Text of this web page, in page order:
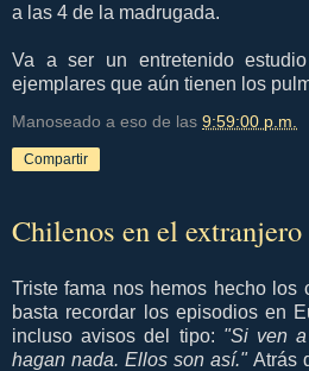
a las 4 de la madrugada.
Va a ser un entretenido
ejemplares que aún tienen los
Manoseado a eso de las 9:59:00 p.m.
Compartir
Chilenos en el extranjero
Triste fama nos hemos hecho los
basta recordar los episodios en
incluso avisos del tipo: "Si ven
hagan nada. Ellos son así."Atrás